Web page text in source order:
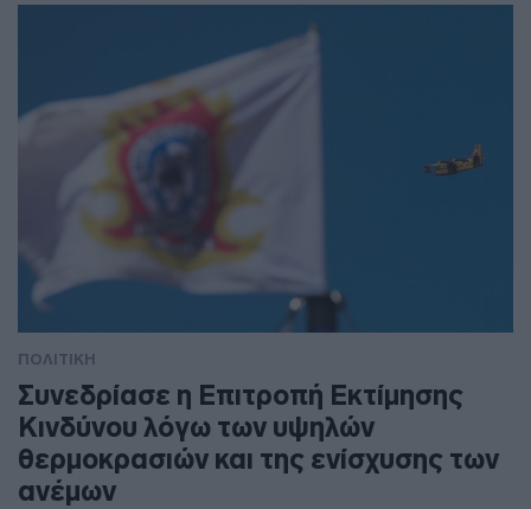
ΠΟΛΙΤΙΚΗ
Συνεδρίασε η Επιτροπή Εκτίμησης
Κινδύνου λόγω των υψηλών
θερμοκρασιών και της ενίσχυσης των
ανέμων